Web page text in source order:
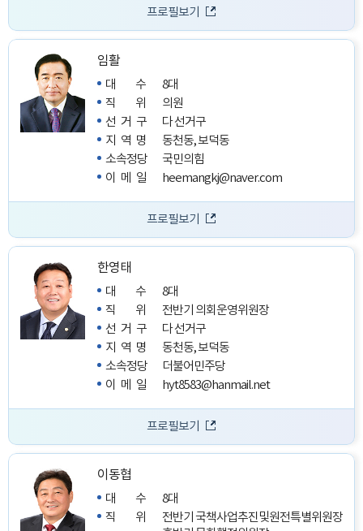
프로필보기
임활
대수8대
직위의원
선거구
다 선거구
지역명
동천동, 보덕동
소속정당
국민의힘
이메일
heemangkj@naver.com
프로필보기
한영태
대수8대
직위전반기 의회운영위원장
선거구
다 선거구
지역명
동천동, 보덕동
소속정당
더불어민주당
이메일
hyt8583@hanmail.net
프로필보기
이동협
대수8대
직위전반기 국책사업추진및원전특별위원장